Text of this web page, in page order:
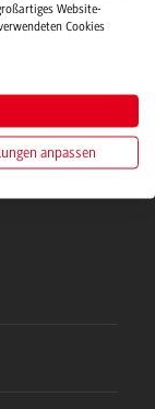
Website-
Cookies
anpassen